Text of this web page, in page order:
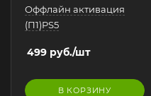
Оффлайн активация
(П1)PS5
499 руб./шт
В КОРЗИНУ